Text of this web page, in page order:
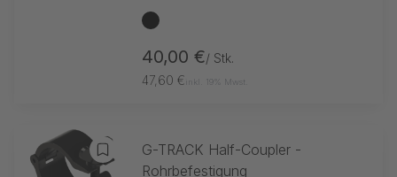
schwarz
40,00 €/ Stk.
47,60 € inkl. 19% Mwst.
Zur Merkliste hinzufügen
G-TRACK Half-Coupler -
Rohrbefestigung